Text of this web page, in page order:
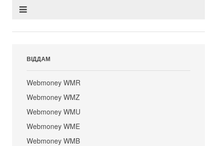
ВІДДАМ
Webmoney WMR
Webmoney WMZ
Webmoney WMU
Webmoney WME
Webmoney WMB